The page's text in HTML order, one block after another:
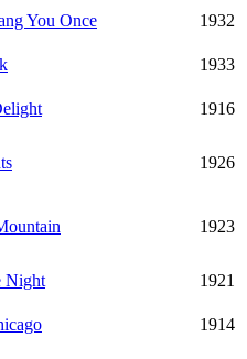
You Once
1932
1933
1916
1926
1923
Night
1921
1914